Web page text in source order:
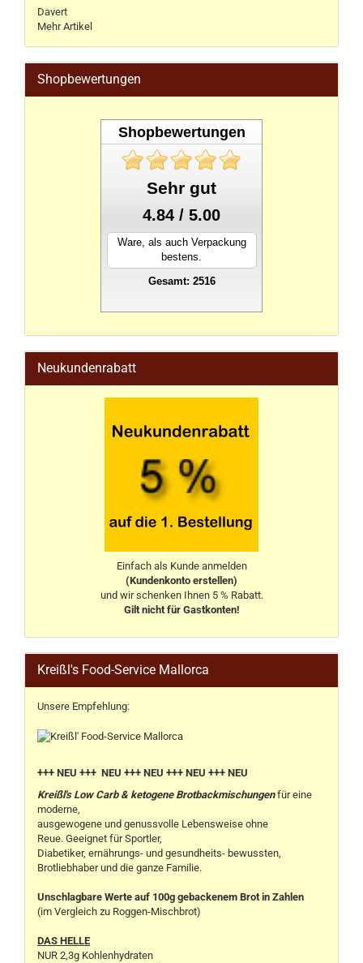
Davert
Mehr Artikel
Shopbewertungen
Shopbewertungen
Sehr gut
4.84 / 5.00
Ware, als auch Verpackung
bestens.
Gesamt: 2516
Neukundenrabatt
Einfach als Kunde anmelden
(Kundenkonto erstellen)
und wir schenken Ihnen 5 % Rabatt.
Gilt nicht für Gastkonten!
Kreißl's Food-Service Mallorca
Unsere Empfehlung:
+++ NEU +++ NEU +++ NEU +++ NEU +++ NEU
Kreißl's Low Carb & ketogene Brotbackmischungenfür eine
moderne,
ausgewogene und genussvolle Lebensweise ohne
Reue. Geeignet für Sportler,
Diabetiker, ernährungs- und gesundheits- bewussten,
Brotliebhaber und die ganze Familie.
Unschlagbare Werte auf 100g gebackenem Brot in Zahlen
(im Vergleich zu Roggen-Mischbrot)
DAS HELLE
NUR 2,3g Kohlenhydraten